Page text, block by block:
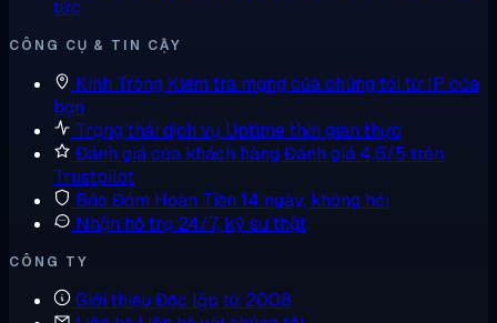
tức
CÔNG CỤ & TIN CẬY
Kính Tròng Kiểm tra mạng của chúng tôi từ IP của
bạn
Trạng thái dịch vụ Uptime thời gian thực
Đánh giá của khách hàng Đánh giá 4,6/5 trên
Trustpilot
Bảo Đảm Hoàn Tiền 14 ngày, không hỏi
Nhận hỗ trợ 24/7, kỹ sư thật
CÔNG TY
Giới thiệu Độc lập từ 2008